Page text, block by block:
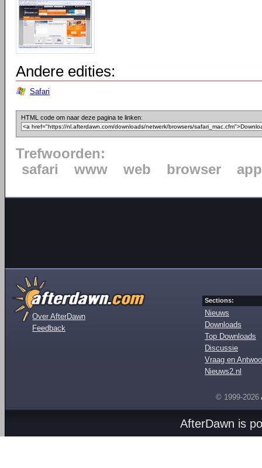
Andere edities:
Safari
HTML code om naar deze pagina te linken:
Trefwoorden:
safari
www web browser
Over AfterDawn
Feedback
Sections:
Nieuws
Downloads
Top Downloads
Discussie
Vraag en
Nieuws2.nl
© 1999-2026
AfterDawn is